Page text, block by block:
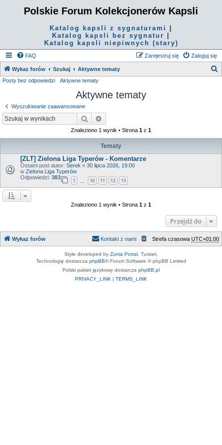
Polskie Forum Kolekcjonerów Kapsli
Katalog kapsli z sygnaturami
Katalog kapsli bez sygnatur
Katalog kapsli niepiwnych (stary)
FAQ Zaloguj się
Zarejestruj się
Wykaz forów Szukaj Aktywne tematy
Posty bez odpowiedzi Aktywne tematy
Aktywne tematy
Wyszukiwanie zaawansowane
Szukaj
Znaleziono 1 wynik • Strona 1 z 1
Tematy
[ZLT] Zielona Liga Typerów - Komentarze
Ostatni post autor: Serek « 30 lipca 2026, 19:00
w Zielona Liga Typerów
Odpowiedzi: 383
1 10 11 12 13
Znaleziono 1 wynik • Strona 1 z 1
Przejdź do
Wykaz forów Strefa czasowa UTC+01:00
Kontakt z nami
Style developed by Zuma Portal , Turaiel,
Technologię dostarcza phpBB® Forum Software © phpBB Limited
Polski pakiet językowy dostarcza phpBB.pl
PRIVACY_LINK | TERMS_LINK